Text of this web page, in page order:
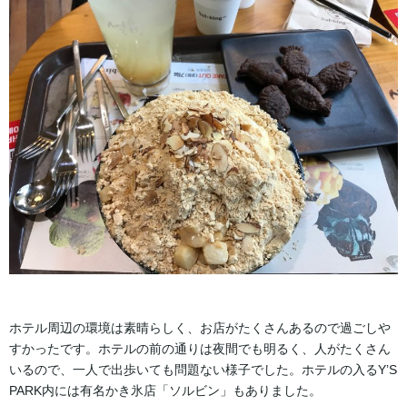
ホテル周辺の環境は素晴らしく、お店がたくさんあるので過ごしや
すかったです。ホテルの前の通りは夜間でも明るく、人がたくさん
いるので、一人で出歩いても問題ない様子でした。ホテルの入るY’S
PARK内には有名かき氷店「ソルビン」もありました。